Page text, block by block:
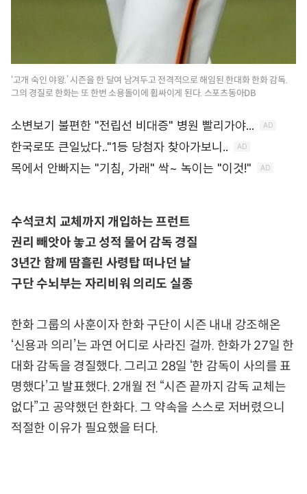
‘고개 숙인 야왕.’ 시즌을 한 달여 남겨두고 전격적으로 해임된 한대화 한화 감독.
그의 경질로 한화는 또 한번 소용돌이에 휩싸이게 된다. 스포츠동아DB
수석코치 교체까지 개입하는 프런트
권리 빼앗아 놓고 성적 물어 감독 경질
3년간 함께 땀흘린 사령탑 떠나던 날
구단 수뇌부는 자리비워 의리도 실종
한화 그룹의 사훈이자 한화 구단이 시즌 내내 강조해온
‘신용과 의리’는 과연 어디로 사라진 걸까. 한화가 27일 한
대화 감독을 경질했다. 그리고 28일 ‘한 감독이 사의를 표
명했다’고 발표했다. 2개월 전 “시즌 끝까지 감독 교체는
없다”고 공약했던 한화다. 그 약속을 스스로 저버렸으니
적절한 이유가 필요했을 터다.